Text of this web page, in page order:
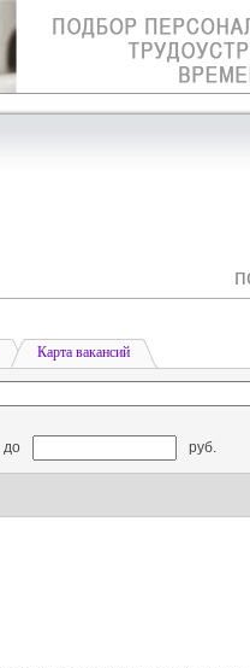
Карта вакансий
до руб.